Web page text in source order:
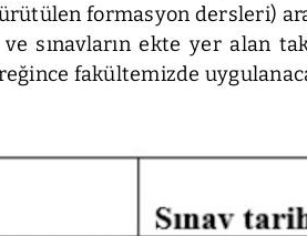
formasyon dersleri)
sınavların ekte yer alan
fakültemizde